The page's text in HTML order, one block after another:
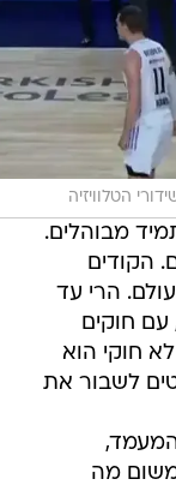
הטלוויזיה
מבוהלים.
הקודים
הרי עד
חוקים
חוקי הוא
לשבור את
מה